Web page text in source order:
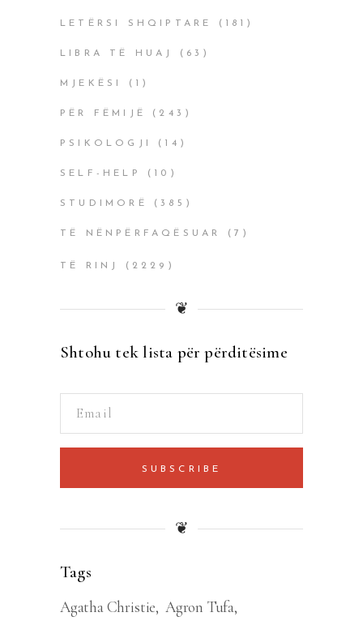
LETËRSI SHQIPTARE (181)
LIBRA TË HUAJ (63)
MJEKËSI (1)
PËR FËMIJË (243)
PSIKOLOGJI (14)
SELF-HELP (10)
STUDIMORË (385)
TË NËNPËRFAQËSUAR (7)
TË RINJ (2229)
❦
Shtohu tek lista për përditësime
SUBSCRIBE
❦
Tags
Agatha Christie Agron Tufa